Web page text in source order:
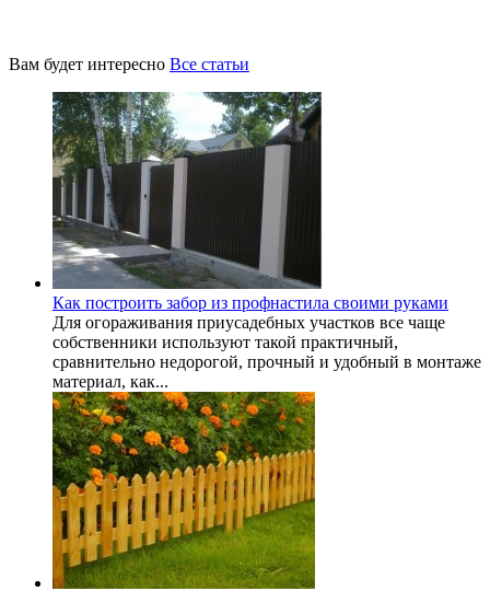
Вам будет интересно Все статьи
Как построить забор из профнастила своими руками
Для огораживания приусадебных участков все чаще
собственники используют такой практичный,
сравнительно недорогой, прочный и удобный в монтаже
материал, как...